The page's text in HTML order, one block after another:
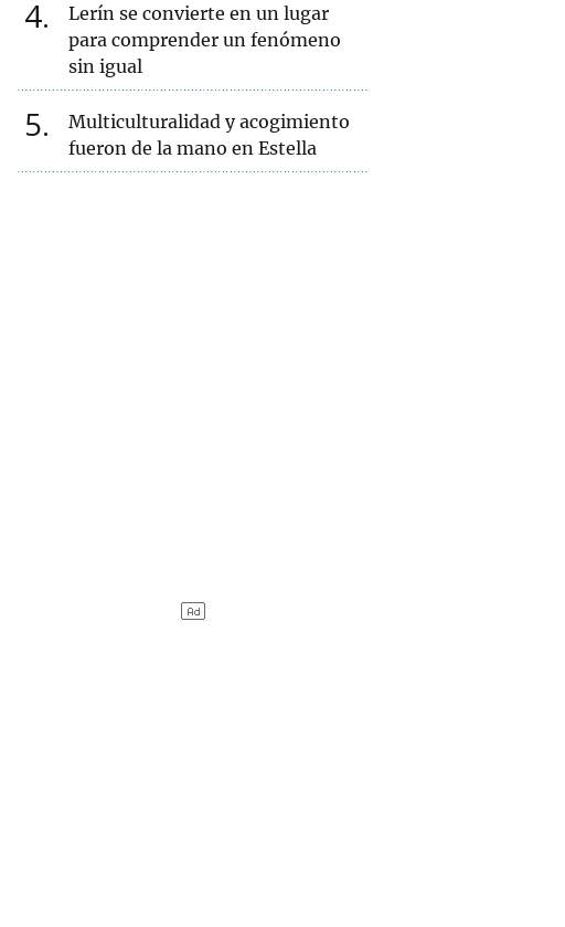
4
Lerín se convierte en un lugar
para comprender un fenómeno
sin igual
5
Multiculturalidad y acogimiento
fueron de la mano en Estella